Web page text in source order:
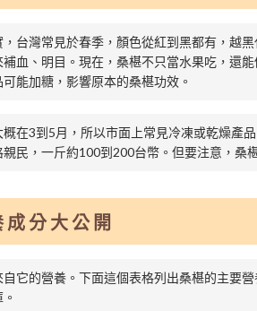
台灣常見於春季，顏色從紅到黑都有，越
血、明目。現在，桑椹不只當水果吃，還
能加糖，影響原本的桑椹功效。
在3到5月，所以市面上常見冷凍或乾燥產
民，一斤約100到200台幣。但要注意，桑
分大公開
它的營養。下面這個表格列出桑椹的主要